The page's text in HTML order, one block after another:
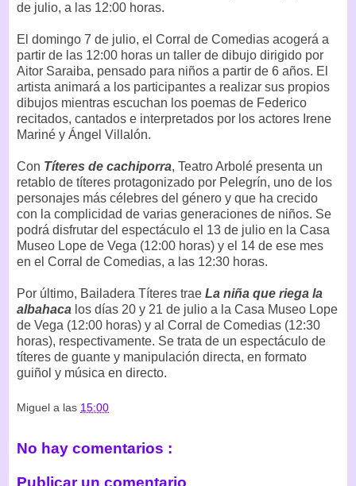
de julio, a las 12:00 horas.
El domingo 7 de julio, el Corral de Comedias acogerá a
partir de las 12:00 horas un taller de dibujo dirigido por
Aitor Saraiba, pensado para niños a partir de 6 años. El
artista animará a los participantes a realizar sus propios
dibujos mientras escuchan los poemas de Federico
recitados, cantados e interpretados por los actores Irene
Mariné y Ángel Villalón.
Con Títeres de cachiporra, Teatro Arbolé presenta un
retablo de títeres protagonizado por Pelegrín, uno de los
personajes más célebres del género y que ha crecido
con la complicidad de varias generaciones de niños. Se
podrá disfrutar del espectáculo el 13 de julio en la Casa
Museo Lope de Vega (12:00 horas) y el 14 de ese mes
en el Corral de Comedias, a las 12:30 horas.
Por último, Bailadera Títeres trae La niña que riega la
albahaca los días 20 y 21 de julio a la Casa Museo Lope
de Vega (12:00 horas) y al Corral de Comedias (12:30
horas), respectivamente. Se trata de un espectáculo de
títeres de guante y manipulación directa, en formato
guiñol y música en directo.
Miguel a las 15:00
No hay comentarios :
Publicar un comentario